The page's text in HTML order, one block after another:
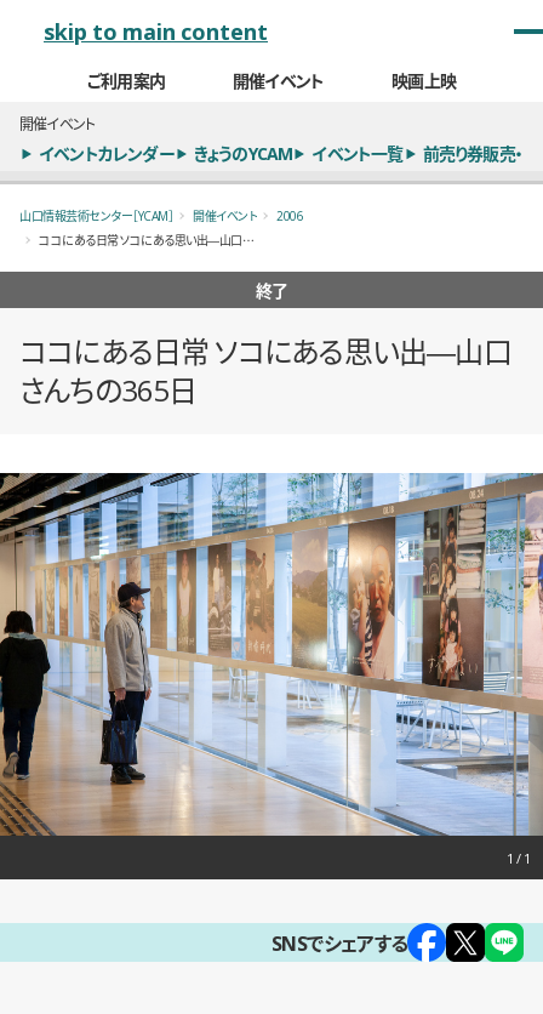
skip to main content
ご利用案内 開催イベント 映画上映
開催イベント
イベントカレンダー きょうのYCAM イベント一覧 前売り券販売・
山口情報芸術センター［YCAM］ 開催イベント
2006
ココにある日常 ソコにある思い出―山口さんちの365日
終了
ココにある日常 ソコにある思い出―山口
さんちの365日
概要
全1枚のうち、1枚目のスライド
1
SNSでシェアする